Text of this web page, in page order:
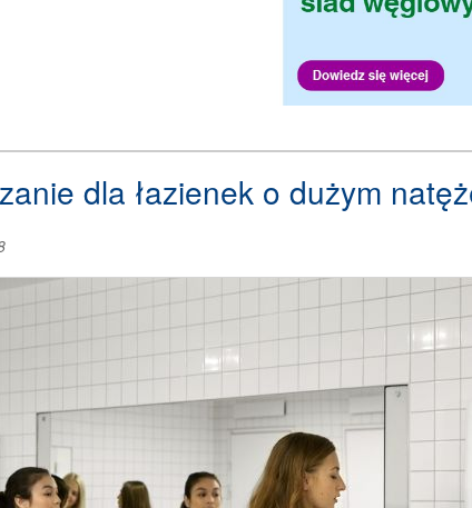
dla łazienek o dużym